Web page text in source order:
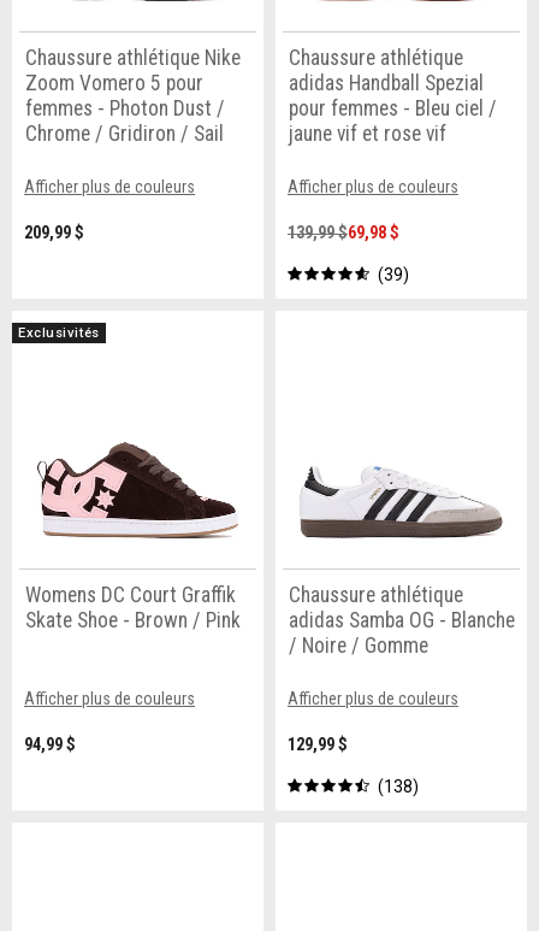
Chaussure athlétique Nike
Zoom Vomero 5 pour
femmes - Photon Dust /
Chrome / Gridiron / Sail
Afficher plus de couleurs
209,99 $
Chaussure athlétique
adidas Handball Spezial
pour femmes - Bleu ciel /
jaune vif et rose vif
Afficher plus de couleurs
139,99 $69,98 $
39
Exclusivités
Womens DC Court Graffik
Skate Shoe - Brown / Pink
Afficher plus de couleurs
94,99 $
Chaussure athlétique
adidas Samba OG - Blanche
/ Noire / Gomme
Afficher plus de couleurs
129,99 $
138